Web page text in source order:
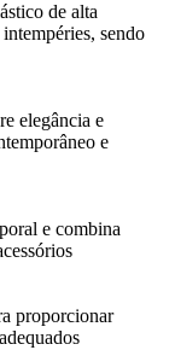
de alta
sendo
elegância e
e
e combina
proporcionar